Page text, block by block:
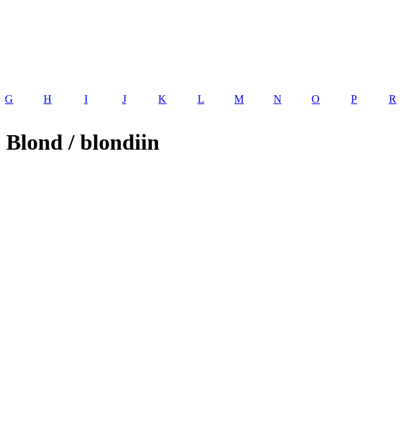
G H I J K L M N O P R
Blond / blondiin